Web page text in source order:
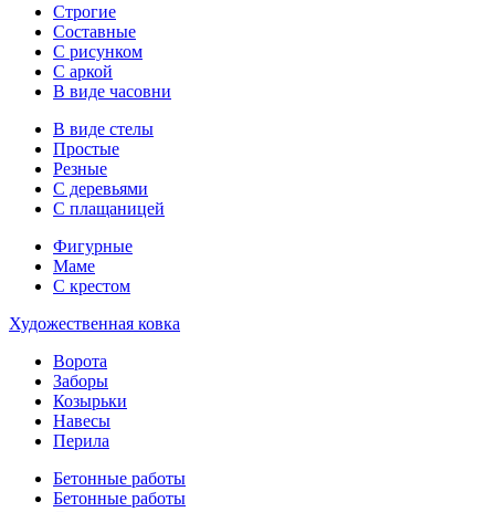
Строгие
Составные
С рисунком
С аркой
В виде часовни
В виде стелы
Простые
Резные
С деревьями
С плащаницей
Фигурные
Маме
С крестом
Художественная ковка
Ворота
Заборы
Козырьки
Навесы
Перила
Бетонные работы
Бетонные работы